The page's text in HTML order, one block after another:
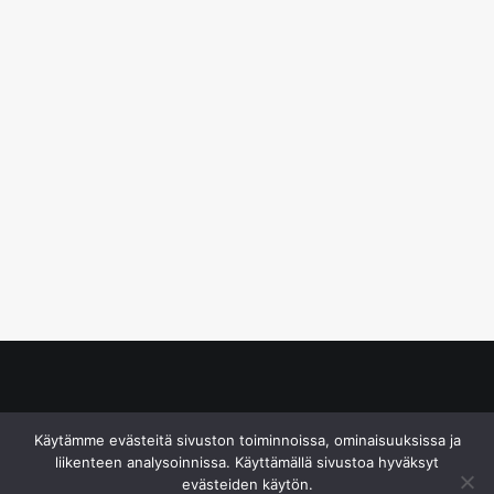
Käytämme evästeitä sivuston toiminnoissa, ominaisuuksissa ja
liikenteen analysoinnissa. Käyttämällä sivustoa hyväksyt
evästeiden käytön.